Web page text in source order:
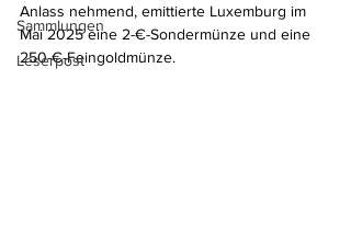
Sammlungen
Leserpost
Anlass nehmend, emittierte Luxemburg im
Mai 2025 eine 2-€-Sondermünze und eine
250-€-Feingoldmünze.